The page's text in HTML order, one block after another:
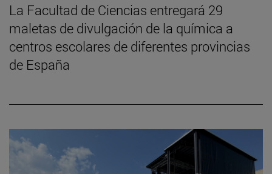
La Facultad de Ciencias entregará 29
maletas de divulgación de la química a
centros escolares de diferentes provincias
de España